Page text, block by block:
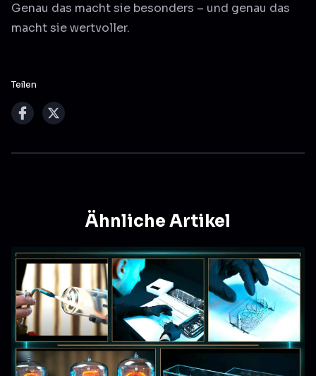
Teilen
Genau das macht sie besonders – und genau das
macht sie wertvoller.
Ähnliche Artikel